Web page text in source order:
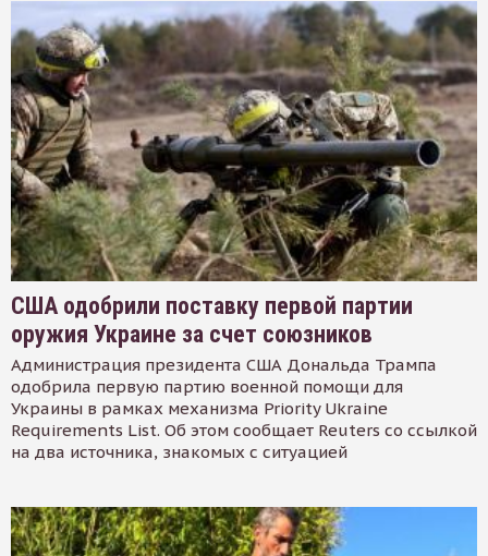
США одобрили поставку первой партии
оружия Украине за счет союзников
Администрация президента США Дональда Трампа
одобрила первую партию военной помощи для
Украины в рамках механизма Priority Ukraine
Requirements List. Об этом сообщает Reuters со ссылкой
на два источника, знакомых с ситуацией